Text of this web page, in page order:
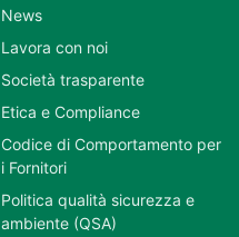
News
Lavora con noi
Società trasparente
Etica e Compliance
Codice di Comportamento per
i Fornitori
Politica qualità sicurezza e
ambiente (QSA)